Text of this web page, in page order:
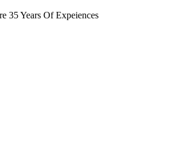
35 Years Of Expeiences